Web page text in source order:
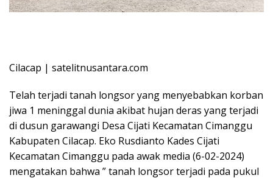
Cilacap | satelitnusantara.com
Telah terjadi tanah longsor yang menyebabkan korban
jiwa 1 meninggal dunia akibat hujan deras yang terjadi
di dusun garawangi Desa Cijati Kecamatan Cimanggu
Kabupaten Cilacap. Eko Rusdianto Kades Cijati
Kecamatan Cimanggu pada awak media (6-02-2024)
mengatakan bahwa ” tanah longsor terjadi pada pukul